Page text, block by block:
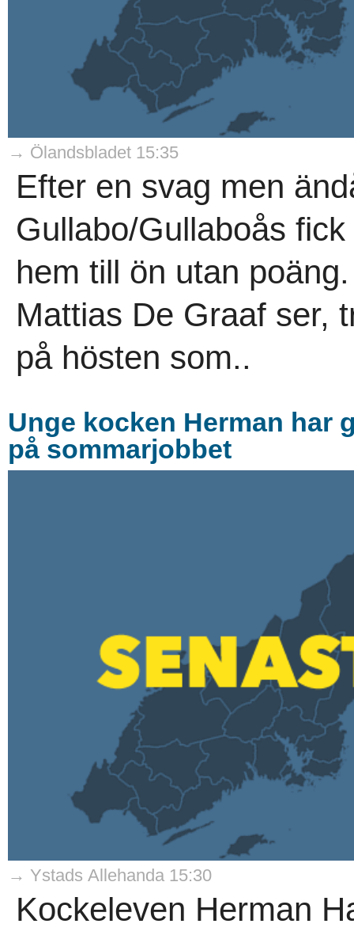
→ Ölandsbladet 15:35
Efter en svag men
Gullabo/Gullaboås
hem till ön utan
Mattias De Graaf ser,
på hösten som..
Unge kocken Herman har
på sommarjobbet
→ Ystads Allehanda 15:30
Kockeleven Herman